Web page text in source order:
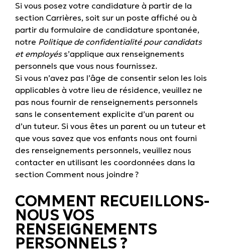
Si vous posez votre candidature à partir de la
section Carrières, soit sur un poste affiché ou à
partir du formulaire de candidature spontanée,
notre Politique de confidentialité pour candidats
et employéss’applique aux renseignements
personnels que vous nous fournissez.
Si vous n’avez pas l’âge de consentir selon les lois
applicables à votre lieu de résidence, veuillez ne
pas nous fournir de renseignements personnels
sans le consentement explicite d’un parent ou
d’un tuteur. Si vous êtes un parent ou un tuteur et
que vous savez que vos enfants nous ont fourni
des renseignements personnels, veuillez nous
contacter en utilisant les coordonnées dans la
section Comment nous joindre ?
COMMENT RECUEILLONS-
NOUS VOS
RENSEIGNEMENTS
PERSONNELS ?